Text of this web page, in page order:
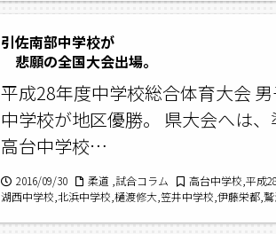
引佐南部中学校が
悲願の全国大会出場。
平成28年度中学校総合体育大会
中学校が地区優勝。 県大会へは、
高台中学校…
2016/09/30 柔道 ,試合コラム
高台中学校,平成
湖西中学校,北浜中学校,樋渡修大,笠井中学校,伊藤栄都,